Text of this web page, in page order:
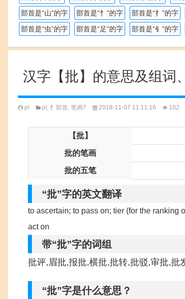
部首是“山”的字
部首是“忄”的字 部首是“扌”的字
部首是“虫”的字
部首是“足”的字 部首是“钅”的字
汉字【批】的意思及组词
pī pī, 扌部首, 笔画7 2018-11-07 11:11:16 102
【批】
批的笔画
批的五笔
“批”字的英文翻译
to ascertain; to pass on; tier (for the ranking
act on
带“批”字的词组
批评,眉批,报批,横批,批转,批驳,审批,
“批”字是什么意思？